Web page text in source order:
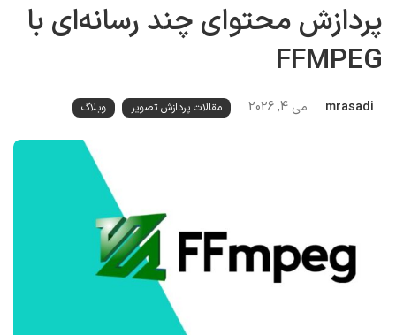
پردازش محتوای چند‌ رسانه‌ای با
FFMPEG
mrasadi می 4, 2026 مقالات پردازش تصویر وبلاگ